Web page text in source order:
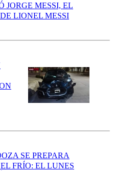
JORGE MESSI, EL
LIONEL MESSI
SE PREPARA
FRÍO: EL LUNES